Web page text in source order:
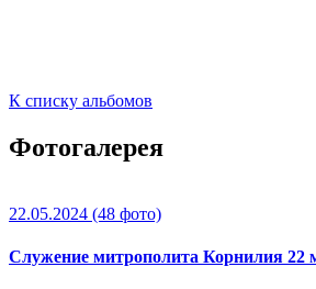
К списку альбомов
Фотогалерея
22.05.2024 (48 фото)
Служение митрополита Корнилия 22